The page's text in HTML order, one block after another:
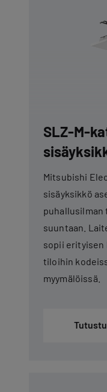
SLZ-M-
Mitsubishi
sisäyksikkö
puhallusilman
suuntaan.
sopii erityisen
tiloihin
myymälöissä.